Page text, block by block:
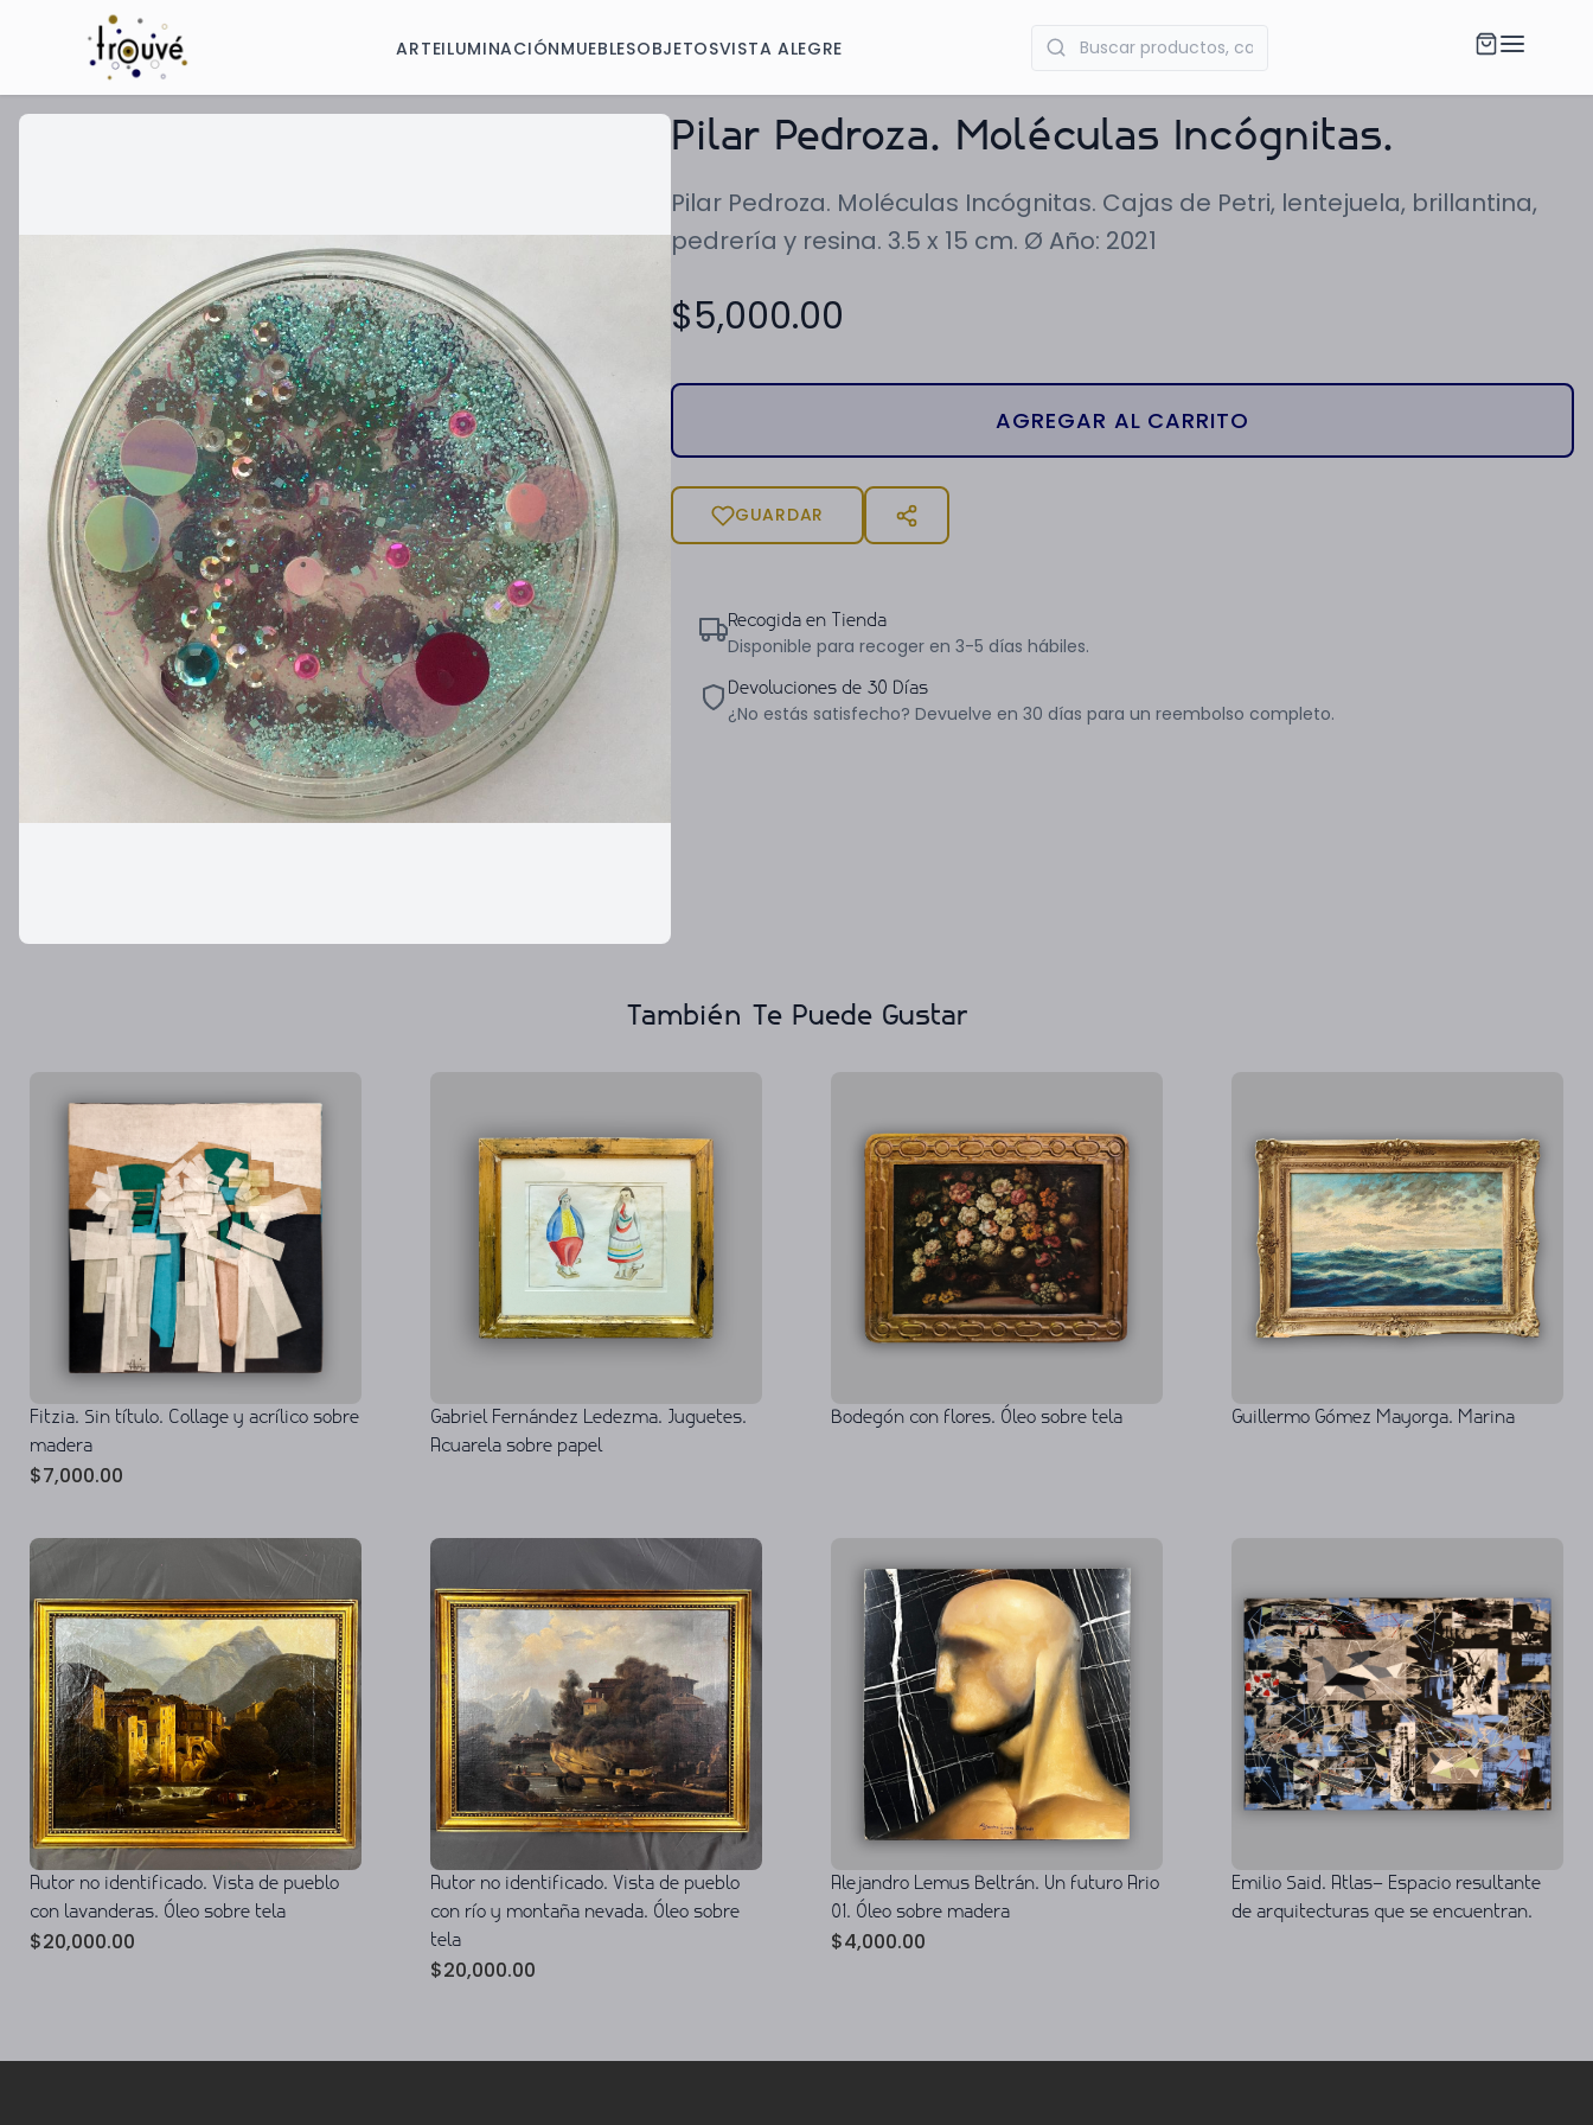
ARTEILUMINACIÓNMUEBLESOBJETOSVISTA ALEGRE
Pilar Pedroza. Moléculas Incógnitas.
Pilar Pedroza. Moléculas Incógnitas. Cajas de Petri, lentejuela, brillantina,
pedrería y resina. 3.5 x 15 cm. Ø Año: 2021
$5,000.00
AGREGAR AL CARRITO
GUARDAR
Recogida en Tienda
Disponible para recoger en 3-5 días hábiles.
Devoluciones de 30 Días
¿No estás satisfecho? Devuelve en 30 días para un reembolso completo.
También Te Puede Gustar
Fitzia. Sin título. Collage y acrílico sobre
madera
$7,000.00
Gabriel Fernández Ledezma. Juguetes.
Acuarela sobre papel
Bodegón con flores. Óleo sobre tela Guillermo Gómez Mayorga. Marina
Autor no identificado. Vista de pueblo
con lavanderas. Óleo sobre tela
$20,000.00
Autor no identificado. Vista de pueblo
con río y montaña nevada. Óleo sobre
tela
$20,000.00
Alejandro Lemus Beltrán. Un futuro Ario
01. Óleo sobre madera
$4,000.00
Emilio Said. Atlas– Espacio resultante
de arquitecturas que se encuentran.